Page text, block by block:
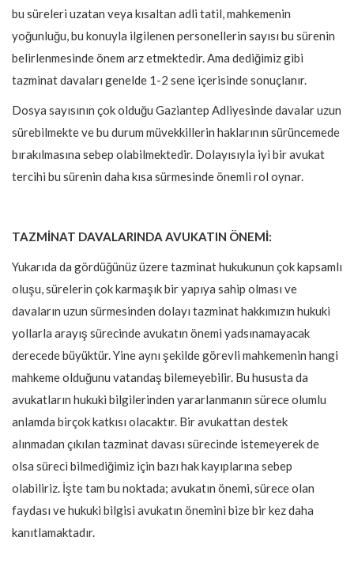
bu süreleri uzatan veya kısaltan adli tatil, mahkemenin
yoğunluğu, bu konuyla ilgilenen personellerin sayısı bu sürenin
belirlenmesinde önem arz etmektedir. Ama dediğimiz gibi
tazminat davaları genelde 1-2 sene içerisinde sonuçlanır.
Dosya sayısının çok olduğu Gaziantep Adliyesinde davalar uzun
sürebilmekte ve bu durum müvekkillerin haklarının sürüncemede
bırakılmasına sebep olabilmektedir. Dolayısıyla iyi bir avukat
tercihi bu sürenin daha kısa sürmesinde önemli rol oynar.
TAZMİNAT DAVALARINDA AVUKATIN ÖNEMİ:
Yukarıda da gördüğünüz üzere tazminat hukukunun çok kapsamlı
oluşu, sürelerin çok karmaşık bir yapıya sahip olması ve
davaların uzun sürmesinden dolayı tazminat hakkımızın hukuki
yollarla arayış sürecinde avukatın önemi yadsınamayacak
derecede büyüktür. Yine aynı şekilde görevli mahkemenin hangi
mahkeme olduğunu vatandaş bilemeyebilir. Bu hususta da
avukatların hukuki bilgilerinden yararlanmanın sürece olumlu
anlamda birçok katkısı olacaktır. Bir avukattan destek
alınmadan çıkılan tazminat davası sürecinde istemeyerek de
olsa süreci bilmediğimiz için bazı hak kayıplarına sebep
olabiliriz. İşte tam bu noktada; avukatın önemi, sürece olan
faydası ve hukuki bilgisi avukatın önemini bize bir kez daha
kanıtlamaktadır.